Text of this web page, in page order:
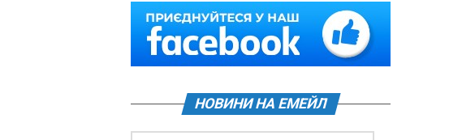
НОВИНИ НА ЕМЕЙЛ